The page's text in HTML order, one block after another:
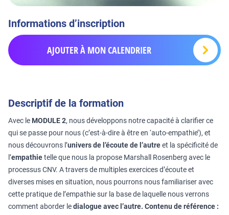
Informations d’inscription
AJOUTER À MON CALENDRIER
Descriptif de la formation
Avec le MODULE 2, nous développons notre capacité à clarifier ce
qui se passe pour nous (c’est-à-dire à être en ‘auto-empathie’), et
nous découvrons l’univers de l’écoute de l’autreet la spécificité de
l’empathietelle que nous la propose Marshall Rosenberg avec le
processus CNV. A travers de multiples exercices d’écoute et
diverses mises en situation, nous pourrons nous familiariser avec
cette pratique de l’empathie sur la base de laquelle nous verrons
comment aborder ledialogue avec l’autre. Contenu de référence :